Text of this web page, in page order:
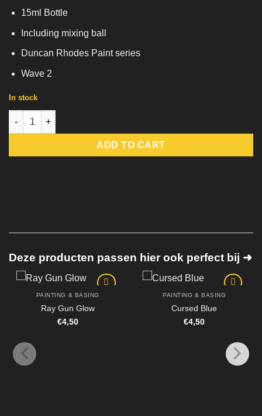
15ml Bottle
Including mixing ball
Duncan Rhodes Paint series
Wave 2
In stock
Purple Glaze quantity
ADD TO CART
Deze producten passen hier ook perfect bij ➜
PAINTING & BASING
Ray Gun Glow
€4,50
PAINTING & BASING
Cursed Blue
€4,50